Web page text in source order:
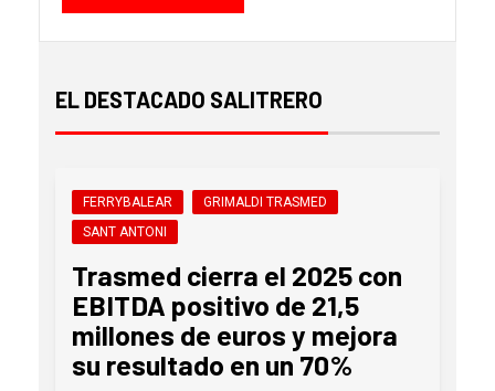
EL DESTACADO SALITRERO
FERRYBALEAR
GRIMALDI TRASMED
SANT ANTONI
Trasmed cierra el 2025 con
EBITDA positivo de 21,5
millones de euros y mejora
su resultado en un 70%